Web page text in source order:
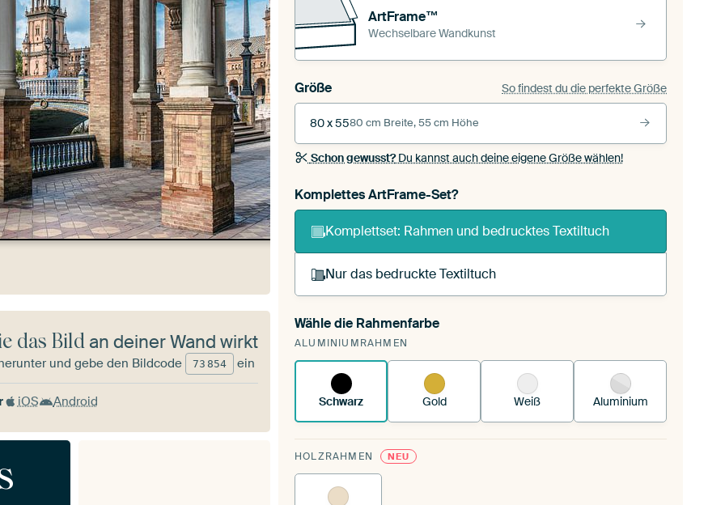
ArtFrame™
Wechselbare Wandkunst
Größe So findest du die perfekte Größe
80 x 5580 cm Breite, 55 cm Höhe
Schon gewusst?Du kannst auch deine eigene Größe wählen!
Komplettes ArtFrame-Set?
Komplettset: Rahmen und bedrucktes Textiltuch
Nur das bedruckte Textiltuch
Du spannst einen wechselbaren Textiltuch in deinen
vorhandenen ArtFrame™.
Wähle die Rahmenfarbe
ALUMINIUMRAHMEN
Schwarz Gold Weiß Aluminium
HOLZRAHMEN NEU
das Bildan deiner Wand wirkt
und gebe den Bildcode 73 854 ein
iOS Android